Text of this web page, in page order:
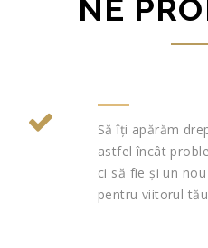
NE
Să îți apărăm
astfel încât
ci să fie și un
pentru viitorul